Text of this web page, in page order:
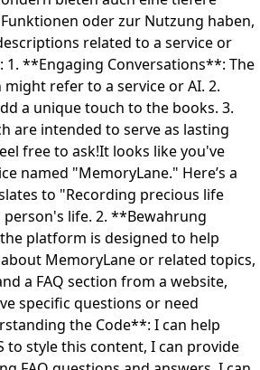
oder zur Nutzung haben,
related to a service or
**Engaging Conversations**: The
refer to a service or AI. 2.
a unique touch to the books. 3.
are intended to serve as lasting
free to ask!It looks like you've
named "MemoryLane." Here’s a
to "Recording precious life
life. 2. **Bewahrung
platform is designed to help
MemoryLane or related topics,
a FAQ section from a website,
specific questions or need
the Code**: I can help
to style this content, I can provide